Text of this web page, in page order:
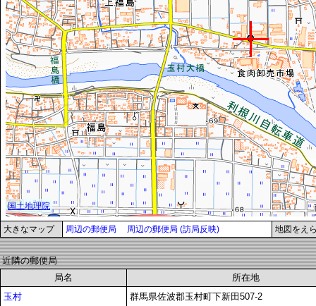
大きなマップ 周辺の郵便局 周辺の郵便局 (訪局反映) 地図をえ
近隣の郵便局
局名
所在地
玉村
群馬県佐波郡玉村町下新田507-2